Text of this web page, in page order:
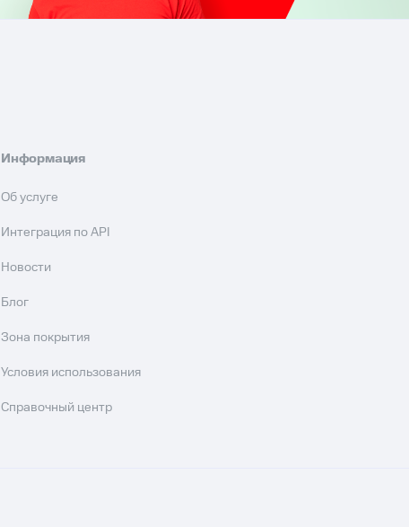
Информация
Об услуге
Интеграция по API
Новости
Блог
Зона покрытия
Условия использования
Справочный центр